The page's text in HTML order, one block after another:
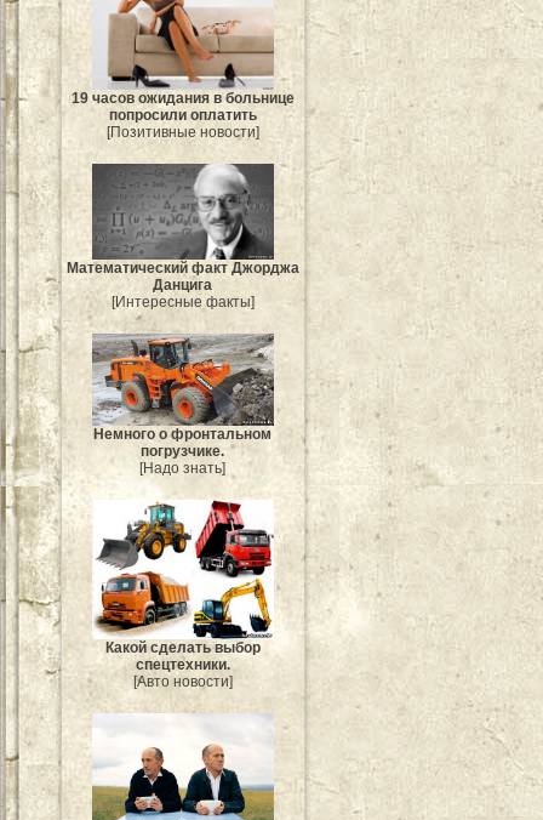
19 часов ожидания в больнице
попросили оплатить
[Позитивные новости]
Mатематический факт Джорджа
Данцига
[Интересные факты]
Немного о фронтальном
погрузчике.
[Надо знать]
Какой сделать выбор
спецтехники.
[Авто новости]